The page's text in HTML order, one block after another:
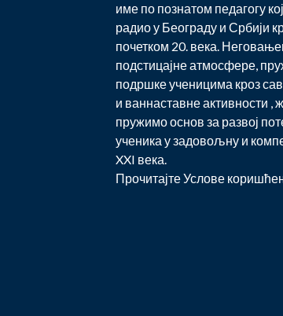
име по познатом педагогу
радио у Београду и Србији
почетком 20. века.
подстицајне атмосфере,
подршке ученицима кроз
и ваннаставне активности ,
пружимо основ за развој
ученика у задовољну и
XXI века.
ПрочитајтеУслове